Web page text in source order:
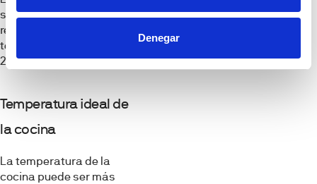
Denegar
salones no se
recomienda que la
temperatura supere los
20ºC.
Temperatura ideal de
la cocina
La temperatura de la
cocina puede ser más